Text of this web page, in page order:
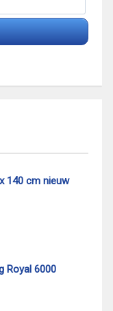
140 cm nieuw
Royal 6000